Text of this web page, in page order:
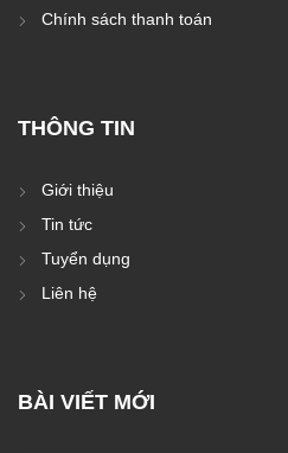
Chính sách thanh toán
THÔNG TIN
Giới thiệu
Tin tức
Tuyển dụng
Liên hệ
BÀI VIẾT MỚI